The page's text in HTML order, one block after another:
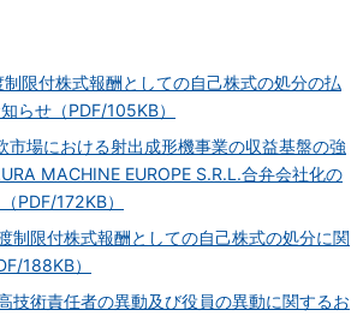
ジョン
ンス
ための体制整備・取り組みに関する方針
リシー
限付株式報酬としての自己株式の処分の払
らせ（PDF/105KB）
場における射出成形機事業の収益基盤の強
MACHINE EUROPE S.R.L.合弁会社化の
PDF/172KB）
限付株式報酬としての自己株式の処分に関
188KB）
術責任者の異動及び役員の異動に関するお